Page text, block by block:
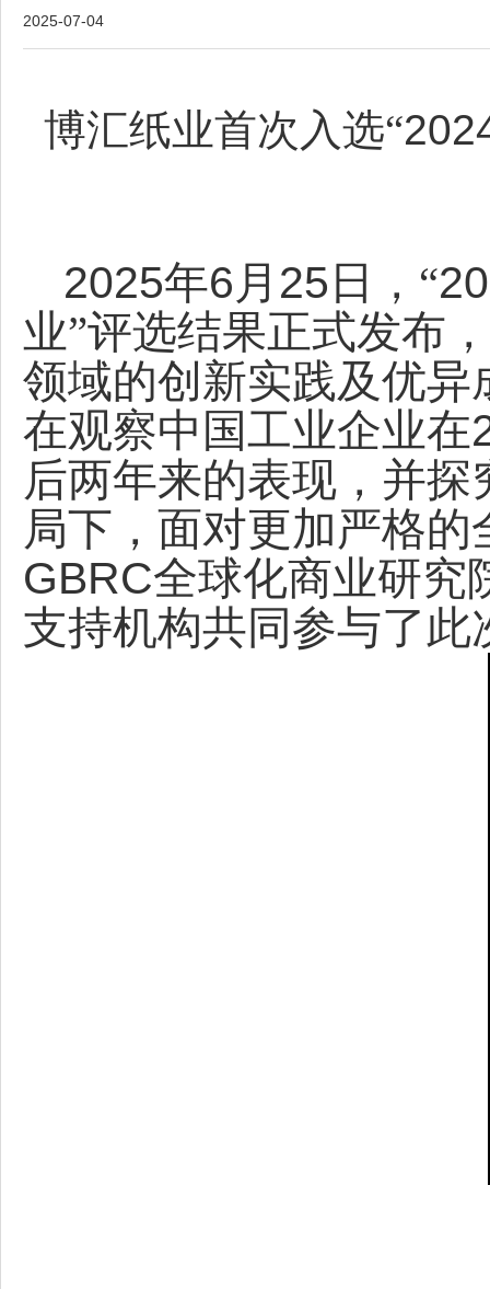
2025-07-04
博汇纸业首次入选“
2025年6 月 25 日，“
业”评选结果正式发布
领域的创新实践及优异
在观察中国工业企业在
后两年来的表现，并
局下，面对更加严格
GBRC全球化商业研究
支持机构共同参与了此